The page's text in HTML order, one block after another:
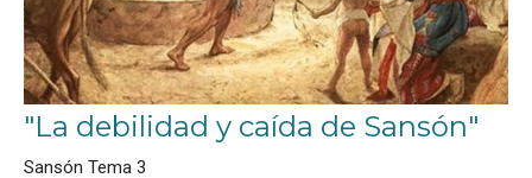
"La debilidad y caída de Sansón"
Sansón Tema 3